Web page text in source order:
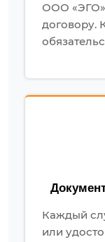
ООО «ЭГО»
договору.
Каждый
или